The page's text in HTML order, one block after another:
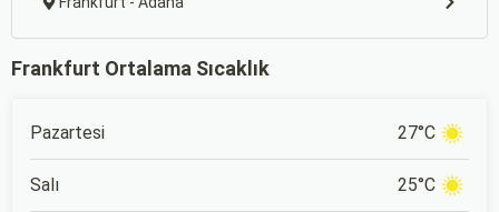
Frankfurt Ortalama Sıcaklık
Pazartesi 27°C
Salı 25°C